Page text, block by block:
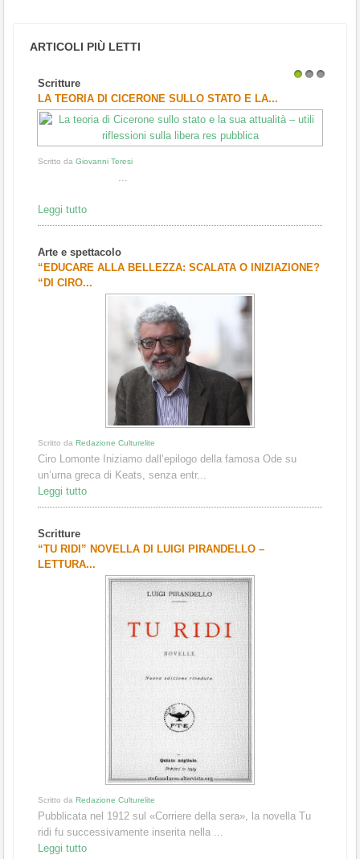
ARTICOLI PIÙ LETTI
Scritture
LA TEORIA DI CICERONE SULLO STATO E LA...
Scritto da Giovanni Teresi
...
Leggi tutto
Arte e spettacolo
“EDUCARE ALLA BELLEZZA: SCALATA O INIZIAZIONE?
“DI CIRO...
Scritto da Redazione Culturelite
Ciro Lomonte Iniziamo dall’epilogo della famosa Ode su
un’urna greca di Keats, senza entr...
Leggi tutto
Scritture
“TU RIDI” NOVELLA DI LUIGI PIRANDELLO –
LETTURA...
Scritto da Redazione Culturelite
Pubblicata nel 1912 sul «Corriere della sera», la novella Tu
ridi fu successivamente inserita nella ...
Leggi tutto